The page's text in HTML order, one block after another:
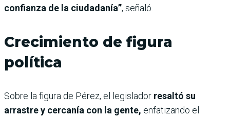
confianza de la ciudadanía”, señaló.
Crecimiento de figura
política
Sobre la figura de Pérez, el legislador resaltó su
arrastre y cercanía con la gente, enfatizando el